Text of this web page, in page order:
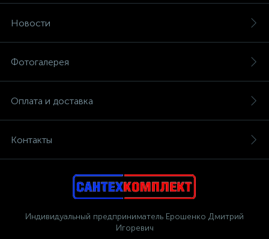
Новости
Фотогалерея
Оплата и доставка
Контакты
Индивидуальный предприниматель Ерошенко Дмитрий
Игоревич